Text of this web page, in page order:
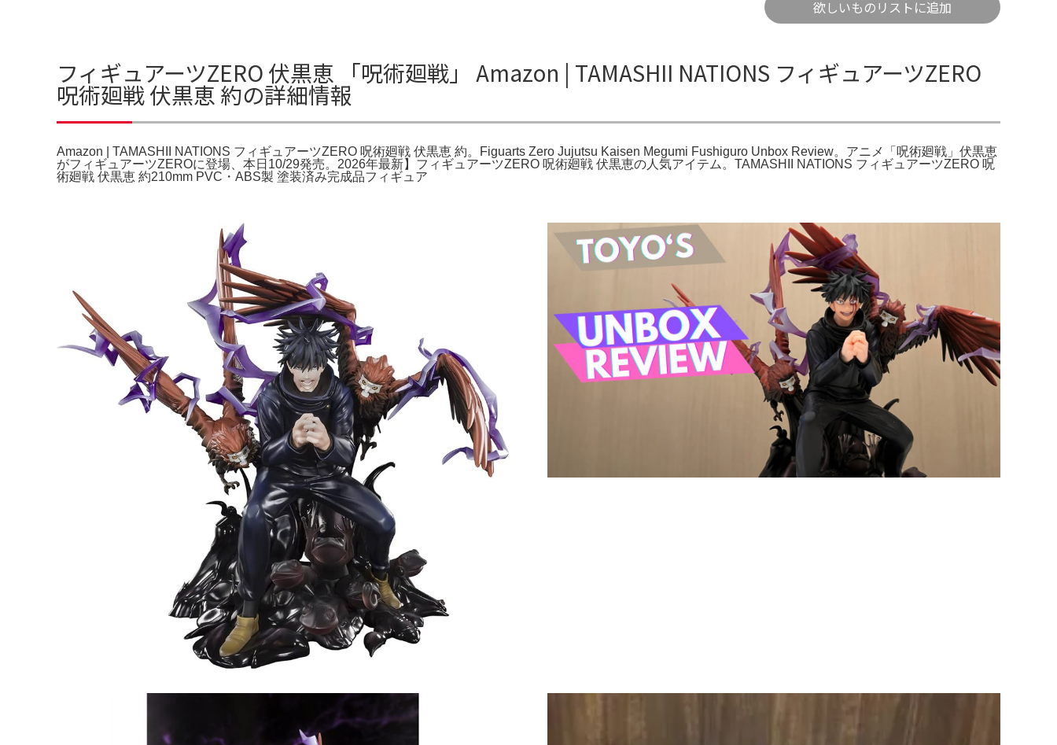
欲しいものリストに追加
フィギュアーツZERO 伏黒恵 「呪術廻戦」 Amazon | TAMASHII NATIONS フィギュアーツZERO
呪術廻戦 伏黒恵 約の詳細情報
Amazon | TAMASHII NATIONS フィギュアーツZERO 呪術廻戦 伏黒恵 約。Figuarts Zero Jujutsu Kaisen Megumi Fushiguro Unbox Review。アニメ「呪術廻戦」伏黒恵
がフィギュアーツZEROに登場、本日10/29発売。2026年最新】フィギュアーツZERO 呪術廻戦 伏黒恵の人気アイテム。TAMASHII NATIONS フィギュアーツZERO 呪
術廻戦 伏黒恵 約210mm PVC・ABS製 塗装済み完成品フィギュア